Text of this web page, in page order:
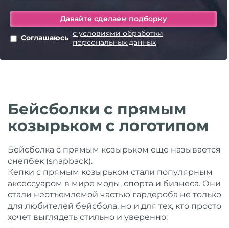
Соглашаюсь с условиями обработки
персональных данных
Бейсболки с прямым
козырьком с логотипом
Бейсболка с прямым козырьком еще называется
снепбек (snapback).
Кепки с прямым козырьком стали популярным
аксессуаром в мире моды, спорта и бизнеса. Они
стали неотъемлемой частью гардероба не только
для любителей бейсбола, но и для тех, кто просто
хочет выглядеть стильно и уверенно.